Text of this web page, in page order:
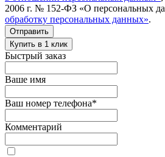
2006 г. № 152-ФЗ «О персональных
обработку персональных данных».
Отправить
Купить в 1 клик
Быстрый заказ
Ваше имя
Ваш номер телефона*
Комментарий